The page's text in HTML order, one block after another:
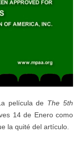
película de The 5th
14 de Enero como
la quité del artículo.